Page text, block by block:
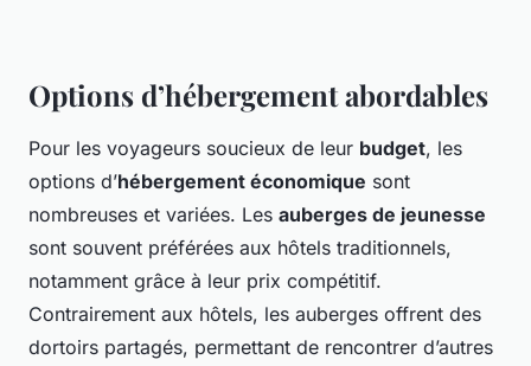
Options d’hébergement abordables
Pour les voyageurs soucieux de leur budget, les
options d’hébergement économique sont
nombreuses et variées. Les auberges de jeunesse
sont souvent préférées aux hôtels traditionnels,
notamment grâce à leur prix compétitif.
Contrairement aux hôtels, les auberges offrent des
dortoirs partagés, permettant de rencontrer d’autres